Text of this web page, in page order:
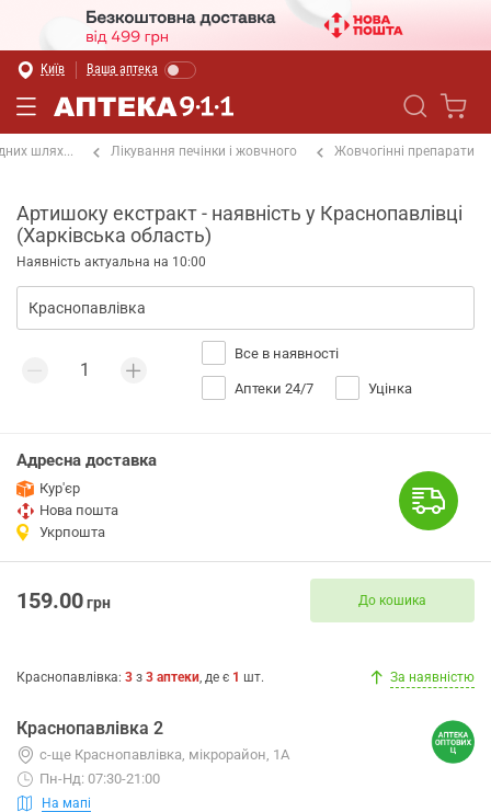
Київ Ваша аптека
шлях... Лікування печінки і жовчного Жовчогінні препарати
Артишоку екстракт - наявність у Краснопавлівці
(Харківська область)
Наявність актуальна на 10:00
Все в наявності
Аптеки 24/7 Уцінка
Адресна доставка
Кур'єр
Нова пошта
Укрпошта
159.00грн До кошика
Краснопавлівка: 3 з 3 аптеки, де є 1 шт. За наявністю
Краснопавлівка 2
с-ще Краснопавлівка, мікрорайон, 1А
Пн-Нд: 07:30-21:00
На мапі